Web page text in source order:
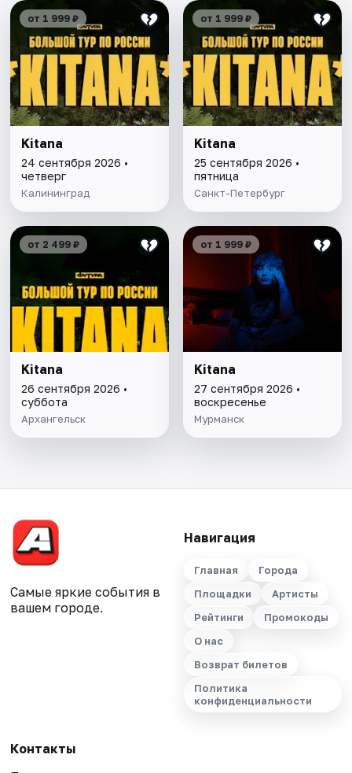
от 1 999 ₽
Kitana
24 сентября 2026 •
четверг
Калининград
от 1 999 ₽
Kitana
25 сентября 2026 •
пятница
Санкт-Петербург
от 2 499 ₽
Kitana
26 сентября 2026 •
суббота
Архангельск
от 1 999 ₽
Kitana
27 сентября 2026 •
воскресенье
Мурманск
Самые яркие события в
вашем городе.
Навигация
Главная
Города
Площадки
Артисты
Рейтинги
Промокоды
О нас
Возврат билетов
Политика
конфиденциальности
Контакты